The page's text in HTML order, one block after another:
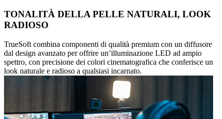
TONALITÀ DELLA PELLE NATURALI, LOOK
RADIOSO
TrueSoft combina componenti di qualità premium con un diffusore
dal design avanzato per offrire un’illuminazione LED ad ampio
spettro, con precisione dei colori cinematografica che conferisce un
look naturale e radioso a qualsiasi incarnato.